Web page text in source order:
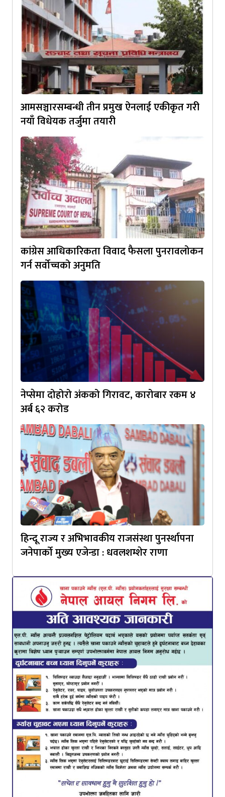
आमसञ्चारसम्बन्धी तीन प्रमुख ऐनलाई एकीकृत गरी
नयाँ विधेयक तर्जुमा तयारी
कांग्रेस आधिकारिकता विवाद फैसला पुनरावलोकन
गर्न सर्वोच्चको अनुमति
नेप्सेमा दोहोरो अंकको गिरावट, कारोबार रकम ४
अर्ब ६२ करोड
हिन्दू राज्य र अभिभावकीय राजसंस्था पुनर्स्थापना
जनेपार्को मुख्य एजेन्डा : धवलशम्शेर राणा